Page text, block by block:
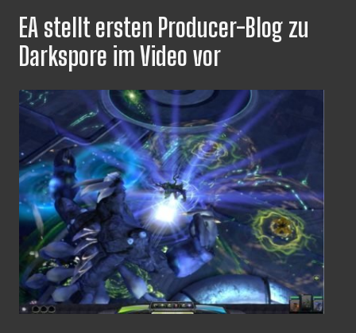
EA stellt ersten Producer-Blog zu
Darkspore im Video vor